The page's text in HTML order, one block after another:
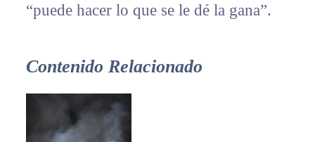
“puede hacer lo que se le dé la gana”.
Contenido Relacionado